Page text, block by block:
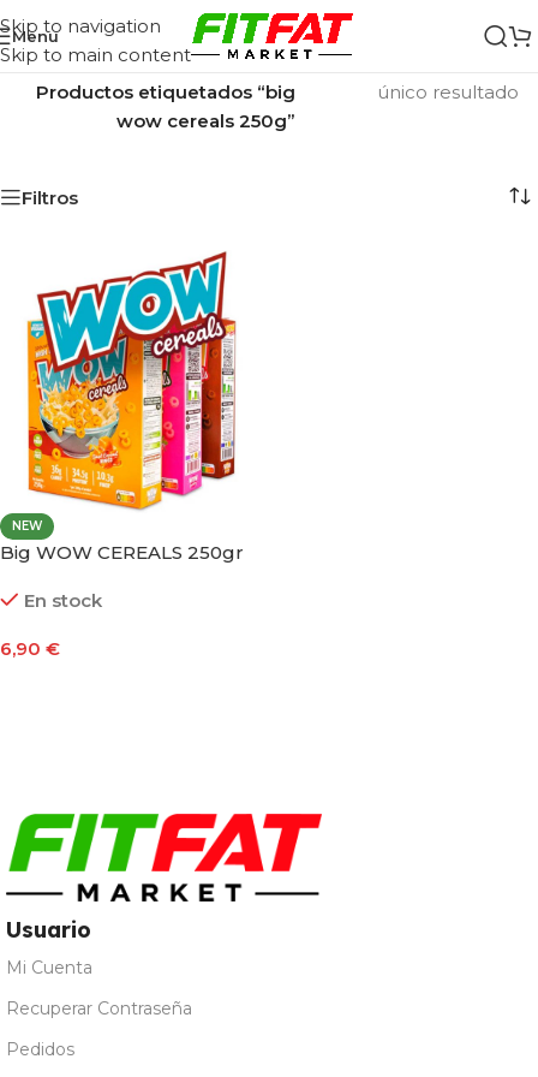
Skip to navigation
Skip to main content
Menu
Inicio/
Productos etiquetados “big
wow cereals 250g”
único resultado
Filtros
NEW
Big WOW CEREALS 250gr
En stock
6,90 €
Usuario
Mi Cuenta
Recuperar Contraseña
Pedidos